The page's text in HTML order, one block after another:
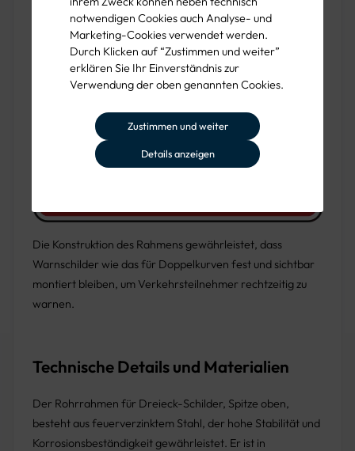
notwendigen Cookies auch Analyse- und
Marketing-Cookies verwendet werden.
Durch Klicken auf “Zustimmen und weiter”
erklären Sie Ihr Einverständnis zur
Verwendung der oben genannten Cookies.
Zustimmen und weiter
Details anzeigen
Die Konstruktion des Rahmens gewährleistet, dass
Warnschilder wie das für Doppelkurven fest und sichtbar
montiert bleiben, um Verkehrsteilnehmer rechtzeitig zu
warnen.
Technische Details und Materialien
Der Rohrrahmen für Dreieck-Schilder, Spitze oben,
besteht aus feuerverzinktem Stahl, der hohe Stabilität und
Korrosionsbeständigkeit gewährleistet. Er ist in